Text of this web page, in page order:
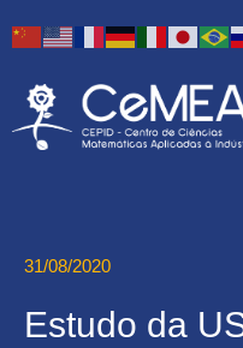
31/08/2020
Estudo da